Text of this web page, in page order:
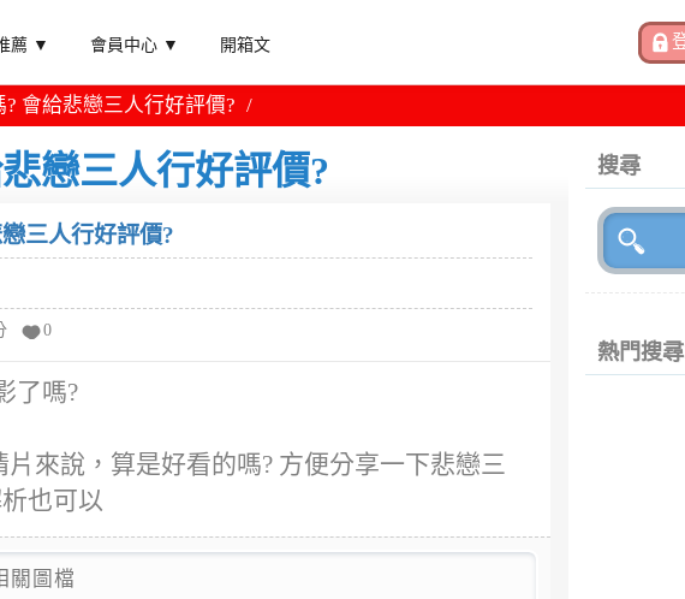
薦 ▼ 會員中心 ▼ 開箱文
會給悲戀三人行好評價?
戀三人行好評價?
三人行好評價?
0
了嗎?
片來說，算是好看的嗎? 方便分享一下悲戀三
也可以
搜尋
熱門搜尋